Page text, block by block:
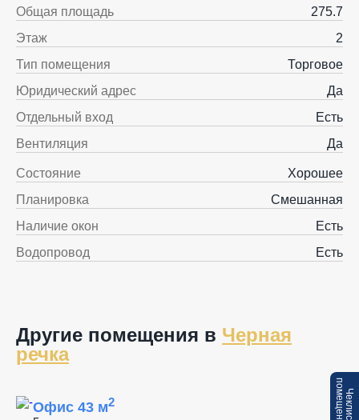
Общая площадь
275.7
Этаж
2
Тип помещения
Торговое
Юридический адрес
Да
Отдельный вход
Есть
Вентиляция
Да
Состояние
Хорошее
Планировка
Смешанная
Наличие окон
Есть
Водопровод
Есть
Другие помещения в Черная
речка
Офис 43 м2